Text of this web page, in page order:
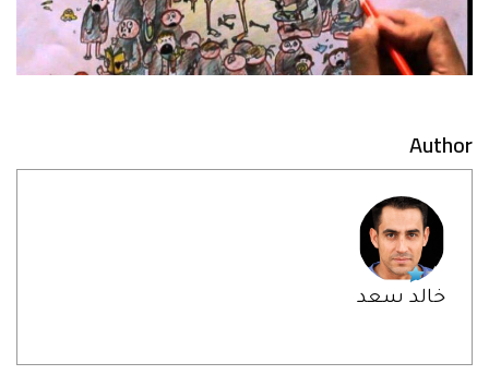
Author
خالد سعد